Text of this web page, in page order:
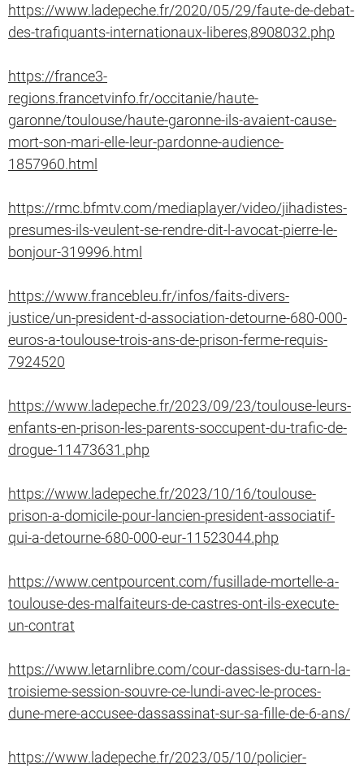
https://www.ladepeche.fr/2020/05/29/faute-de-debat-
des-trafiquants-internationaux-liberes,8908032.php
https://france3-
regions.francetvinfo.fr/occitanie/haute-
garonne/toulouse/haute-garonne-ils-avaient-cause-
mort-son-mari-elle-leur-pardonne-audience-
1857960.html
https://rmc.bfmtv.com/mediaplayer/video/jihadistes-
presumes-ils-veulent-se-rendre-dit-l-avocat-pierre-le-
bonjour-319996.html
https://www.francebleu.fr/infos/faits-divers-
justice/un-president-d-association-detourne-680-000-
euros-a-toulouse-trois-ans-de-prison-ferme-requis-
7924520
https://www.ladepeche.fr/2023/09/23/toulouse-leurs-
enfants-en-prison-les-parents-soccupent-du-trafic-de-
drogue-11473631.php
https://www.ladepeche.fr/2023/10/16/toulouse-
prison-a-domicile-pour-lancien-president-associatif-
qui-a-detourne-680-000-eur-11523044.php
https://www.centpourcent.com/fusillade-mortelle-a-
toulouse-des-malfaiteurs-de-castres-ont-ils-execute-
un-contrat
https://www.letarnlibre.com/cour-dassises-du-tarn-la-
troisieme-session-souvre-ce-lundi-avec-le-proces-
dune-mere-accusee-dassassinat-sur-sa-fille-de-6-ans/
https://www.ladepeche.fr/2023/05/10/policier-